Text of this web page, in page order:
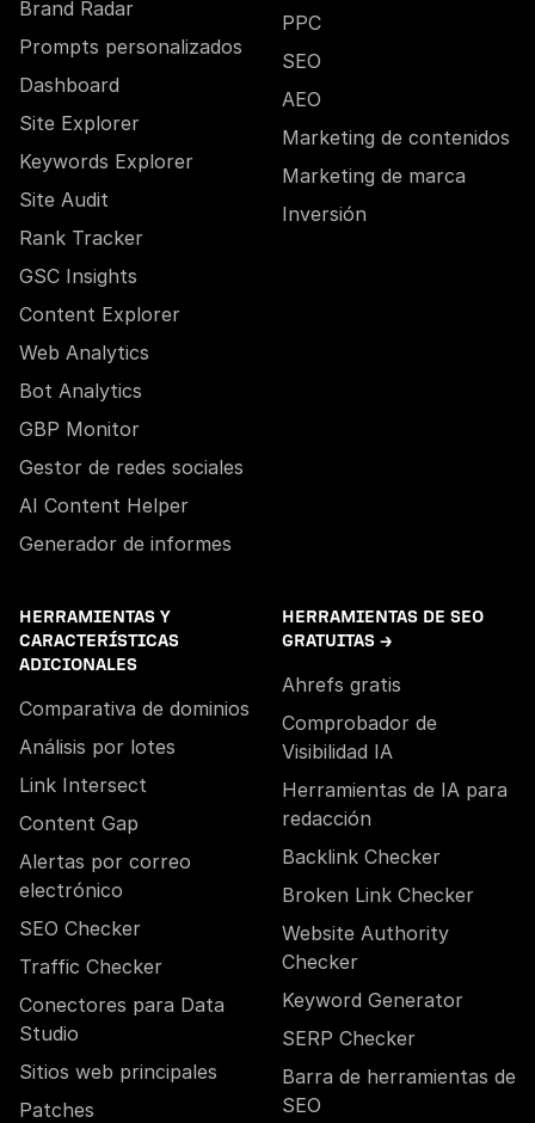
Brand Radar
Prompts personalizados
Dashboard
Site Explorer
Keywords Explorer
Site Audit
Rank Tracker
GSC Insights
Content Explorer
Web Analytics
Bot Analytics
GBP Monitor
Gestor de redes sociales
AI Content Helper
Generador de informes
PPC
SEO
AEO
Marketing de contenidos
Marketing de marca
Inversión
HERRAMIENTAS Y
CARACTERÍSTICAS
ADICIONALES
Comparativa de dominios
Análisis por lotes
Link Intersect
Content Gap
Alertas por correo
electrónico
SEO Checker
Traffic Checker
Conectores para Data
Studio
Sitios web principales
Patches
HERRAMIENTAS DE SEO
GRATUITAS →
Ahrefs gratis
Comprobador de
Visibilidad IA
Herramientas de IA para
redacción
Backlink Checker
Broken Link Checker
Website Authority
Checker
Keyword Generator
SERP Checker
Barra de herramientas de
SEO